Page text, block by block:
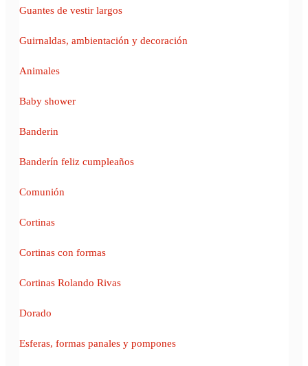
Guantes de vestir largos
Guirnaldas, ambientación y decoración
Animales
Baby shower
Banderin
Banderín feliz cumpleaños
Comunión
Cortinas
Cortinas con formas
Cortinas Rolando Rivas
Dorado
Esferas, formas panales y pompones